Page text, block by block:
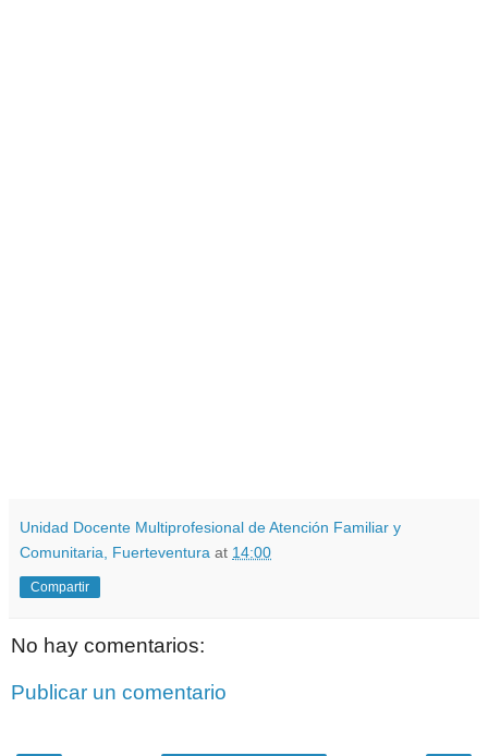
Unidad Docente Multiprofesional de Atención Familiar y
Comunitaria, Fuerteventura at 14:00
Compartir
No hay comentarios:
Publicar un comentario